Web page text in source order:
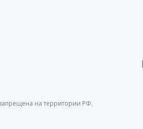
на территории РФ.